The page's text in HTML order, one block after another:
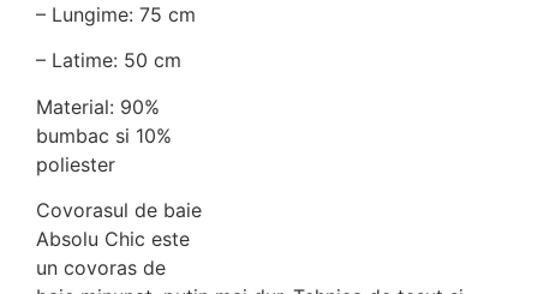
– Lungime: 75 cm
– Latime: 50 cm
Material: 90%
bumbac si 10%
poliester
Covorasul de baie
Absolu Chic este
un covoras de